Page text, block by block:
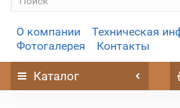
О компании
Техническая
Фотогалерея
Контакты
Каталог